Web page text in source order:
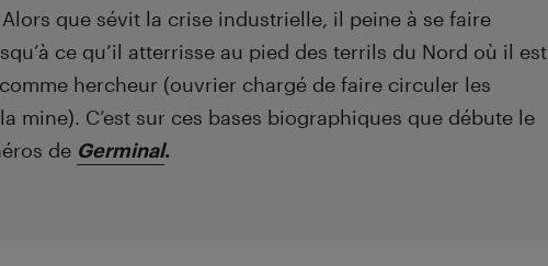
que sévit la crise industrielle, il peine à se faire
ce qu’il atterrisse au pied des terrils du Nord où il est
hercheur (ouvrier chargé de faire circuler les
mine). C’est sur ces bases biographiques que débute le
de Germinal.